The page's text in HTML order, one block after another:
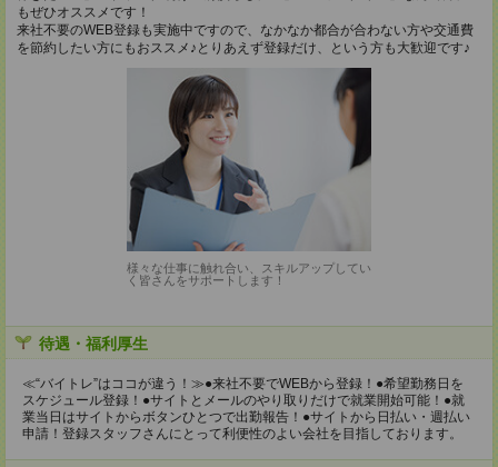
もぜひオススメです！
来社不要のWEB登録も実施中ですので、なかなか都合が合わない方や交通費
を節約したい方にもおススメ♪とりあえず登録だけ、という方も大歓迎です♪
様々な仕事に触れ合い、スキルアップしてい
く皆さんをサポートします！
待遇・福利厚生
≪“バイトレ”はココが違う！≫●来社不要でWEBから登録！●希望勤務日を
スケジュール登録！●サイトとメールのやり取りだけで就業開始可能！●就
業当日はサイトからボタンひとつで出勤報告！●サイトから日払い・週払い
申請！登録スタッフさんにとって利便性のよい会社を目指しております。